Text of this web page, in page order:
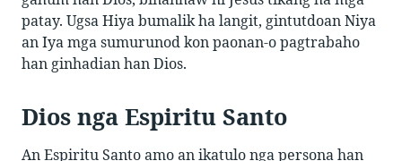
patay. Ugsa Hiya bumalik ha langit, gintutdoan Niya
an Iya mga sumurunod kon paonan-o pagtrabaho
han ginhadian han Dios.
Dios nga Espiritu Santo
An Espiritu Santo amo an ikatulo nga persona han